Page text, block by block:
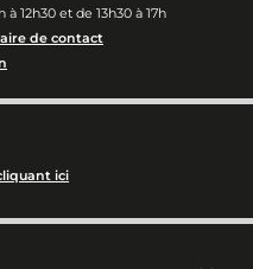
12h30 et de 13h30 à 17h
de contact
ici